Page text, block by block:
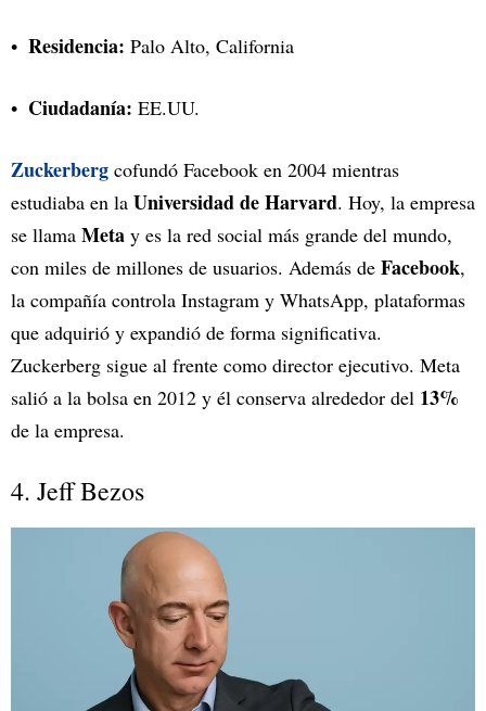
Residencia: Palo Alto, California
Ciudadanía: EE.UU.
Zuckerberg cofundó Facebook en 2004 mientras
estudiaba en la Universidad de Harvard. Hoy, la empresa
se llama Meta y es la red social más grande del mundo,
con miles de millones de usuarios. Además de Facebook,
la compañía controla Instagram y WhatsApp, plataformas
que adquirió y expandió de forma significativa.
Zuckerberg sigue al frente como director ejecutivo. Meta
salió a la bolsa en 2012 y él conserva alrededor del 13%
de la empresa.
4. Jeff Bezos